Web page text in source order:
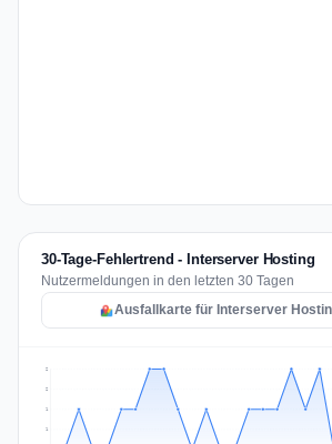
30-Tage-Fehlertrend - Interserver Hosting
Nutzermeldungen in den letzten 30 Tagen
Ausfallkarte für Interserver
1
1
2
2